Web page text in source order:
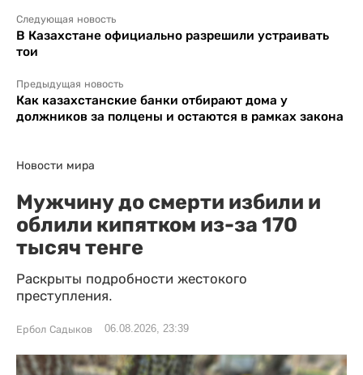
Следующая новость
В Казахстане официально разрешили устраивать
тои
Предыдущая новость
Как казахстанские банки отбирают дома у
должников за полцены и остаются в рамках закона
Новости мира
Мужчину до смерти избили и
облили кипятком из-за 170
тысяч тенге
Раскрыты подробности жестокого
преступления.
Ербол Садыков 06.08.2026, 23:39